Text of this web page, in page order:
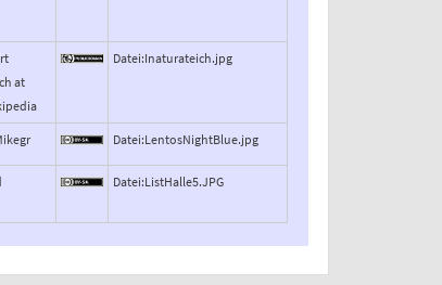
at
Datei:Inaturateich.jpg
Datei:LentosNightBlue.jpg
Datei:ListHalle5.JPG